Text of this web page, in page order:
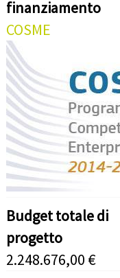
finanziamento
COSME
Budget totale di
progetto
2.248.676,00 €